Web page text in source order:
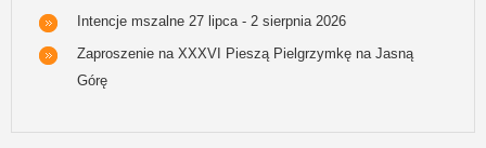
Intencje mszalne 27 lipca - 2 sierpnia 2026
Zaproszenie na XXXVI Pieszą Pielgrzymkę na Jasną
Górę